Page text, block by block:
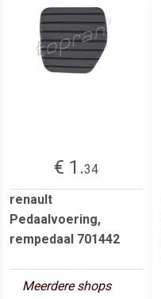
€ 1.34
renault
Pedaalvoering,
rempedaal 701442
Meerdere shops